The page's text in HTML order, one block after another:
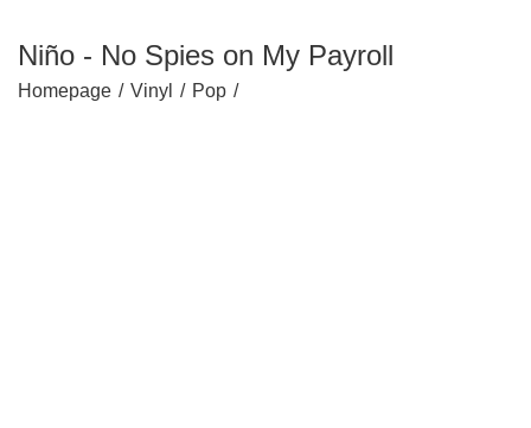
Niño - No Spies on My Payroll
Homepage / Vinyl / Pop /